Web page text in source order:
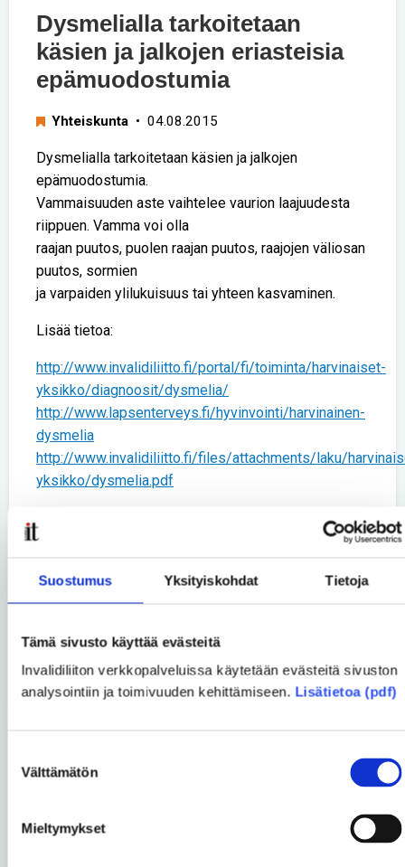
Suostumus Yksityiskohdat Tietoja
Tämä sivusto käyttää evästeitä
Invalidiliiton verkkopalveluissa käytetään evästeitä sivuston
analysointiin ja toimivuuden kehittämiseen. Lisätietoa (pdf)
valinta
Välttämätön
Mieltymykset
Dysmelialla tarkoitetaan
käsien ja jalkojen eriasteisia
epämuodostumia
Yhteiskunta • 04.08.2015
Dysmelialla tarkoitetaan käsien ja jalkojen
epämuodostumia.
Vammaisuuden aste vaihtelee vaurion laajuudesta
riippuen. Vamma voi olla
raajan puutos, puolen raajan puutos, raajojen väliosan
puutos, sormien
ja varpaiden ylilukuisuus tai yhteen kasvaminen.
Lisää tietoa:
http://www.invalidiliitto.fi/portal/fi/toiminta/harvinaiset-
yksikko/diagnoosit/dysmelia/
http://www.lapsenterveys.fi/hyvinvointi/harvinainen-
dysmelia
http://www.invalidiliitto.fi/files/attachments/laku/
yksikko/dysmelia.pdf
Lue lisää aihepiiristä
Jaa uutinen
Jaa sähköpostilla
Blogit
Lassi Murto